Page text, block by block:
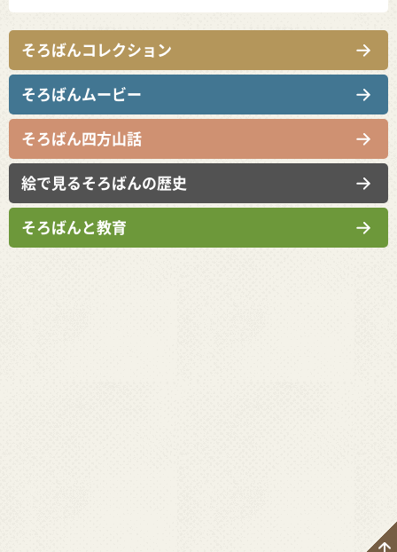
そろばんコレクション
そろばんムービー
そろばん四方山話
絵で見るそろばんの歴史
そろばんと教育